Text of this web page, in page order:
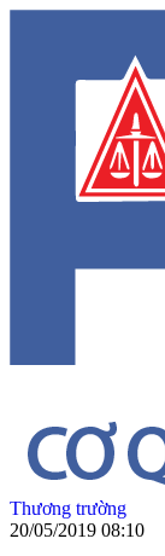
Thương trường
20/05/2019 08:10